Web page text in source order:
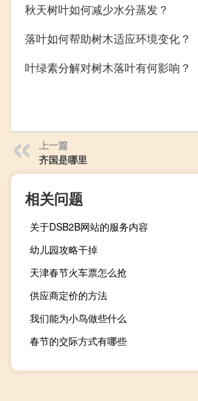
秋天树叶如何减少水分蒸发？
落叶如何帮助树木适应环境变化？
叶绿素分解对树木落叶有何影响？
上一篇
齐国是哪里
相关问题
关于DSB2B网站的服务内容
幼儿园攻略干掉
天津春节火车票怎么抢
供应商定价的方法
我们能为小鸟做些什么
春节的交际方式有哪些